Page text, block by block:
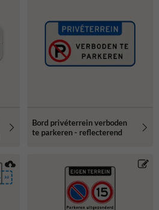
Bord privéterrein verboden
te parkeren - reflecterend